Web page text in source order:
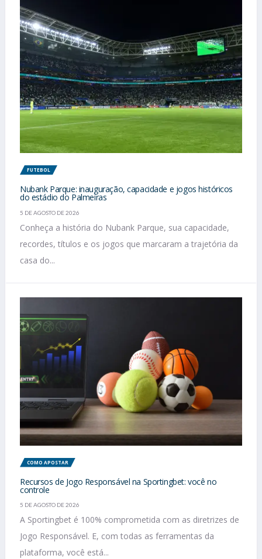
FUTEBOL
Nubank Parque: inauguração, capacidade e jogos históricos
do estádio do Palmeiras
5 DE AGOSTO DE 2026
Conheça a história do Nubank Parque, sua capacidade,
recordes, títulos e os jogos que marcaram a trajetória da
casa do...
COMO APOSTAR
Recursos de Jogo Responsável na Sportingbet: você no
controle
5 DE AGOSTO DE 2026
A Sportingbet é 100% comprometida com as diretrizes de
Jogo Responsável. E, com todas as ferramentas da
plataforma, você está...